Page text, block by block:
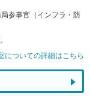
参事官（インフラ・防
についての詳細はこちら